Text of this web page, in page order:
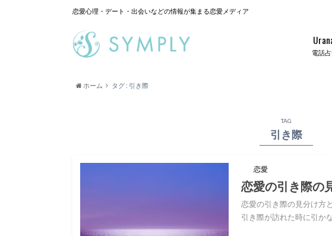
恋愛心理・デート・出会いなどの情報が集まる恋愛メディア
電話
ホーム タグ : 引き際
TAG
引き際
恋愛
恋愛の引き際の
恋愛の引き際の見分け方
引き際が訪れた時に引か